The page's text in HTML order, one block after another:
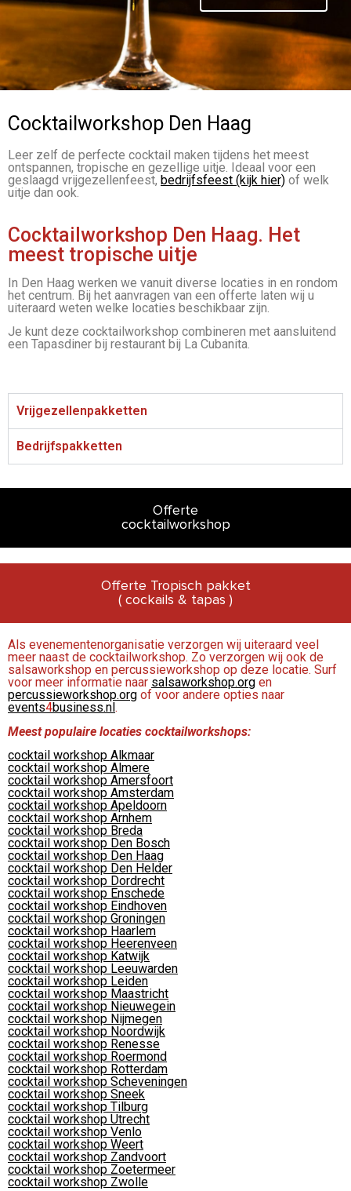
Cocktailworkshop Den Haag
Leer zelf de perfecte cocktail maken tijdens het meest
ontspannen, tropische en gezellige uitje. Ideaal voor een
geslaagd vrijgezellenfeest, bedrijfsfeest (kijk hier) of welk
uitje dan ook.
Cocktailworkshop Den Haag. Het
meest tropische uitje
In Den Haag werken we vanuit diverse locaties in en rondom
het centrum. Bij het aanvragen van een offerte laten wij u
uiteraard weten welke locaties beschikbaar zijn.
Je kunt deze cocktailworkshop combineren met aansluitend
een Tapasdiner bij restaurant bij La Cubanita.
Vrijgezellenpakketten
Bedrijfspakketten
Offerte
cocktailworkshop
Offerte Tropisch pakket
( cockails & tapas )
Als evenementenorganisatie verzorgen wij uiteraard veel
meer naast de cocktailworkshop. Zo verzorgen wij ook de
salsaworkshop en percussieworkshop op deze locatie. Surf
voor meer informatie naar salsaworkshop.org en
percussieworkshop.org of voor andere opties naar
events4business.nl .
Meest populaire locaties cocktailworkshops:
cocktail workshop Alkmaar
cocktail workshop Almere
cocktail workshop Amersfoort
cocktail workshop Amsterdam
cocktail workshop Apeldoorn
cocktail workshop Arnhem
cocktail workshop Breda
cocktail workshop Den Bosch
cocktail workshop Den Haag
cocktail workshop Den Helder
cocktail workshop Dordrecht
cocktail workshop Enschede
cocktail workshop Eindhoven
cocktail workshop Groningen
cocktail workshop Haarlem
cocktail workshop Heerenveen
cocktail workshop Katwijk
cocktail workshop Leeuwarden
cocktail workshop Leiden
cocktail workshop Maastricht
cocktail workshop Nieuwegein
cocktail workshop Nijmegen
cocktail workshop Noordwijk
cocktail workshop Renesse
cocktail workshop Roermond
cocktail workshop Rotterdam
cocktail workshop Scheveningen
cocktail workshop Sneek
cocktail workshop Tilburg
cocktail workshop Utrecht
cocktail workshop Venlo
cocktail workshop Weert
cocktail workshop Zandvoort
cocktail workshop Zoetermeer
cocktail workshop Zwolle